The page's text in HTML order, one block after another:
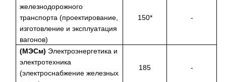
железнодорожного
транспорта (проектирование,
изготовление и эксплуатация
вагонов)
150* -
(МЭСм) Электроэнергетика и
электротехника
(электроснабжение железных
185 -